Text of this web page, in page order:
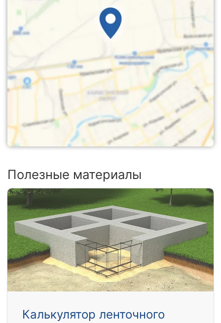
Полезные материалы
Калькулятор ленточного